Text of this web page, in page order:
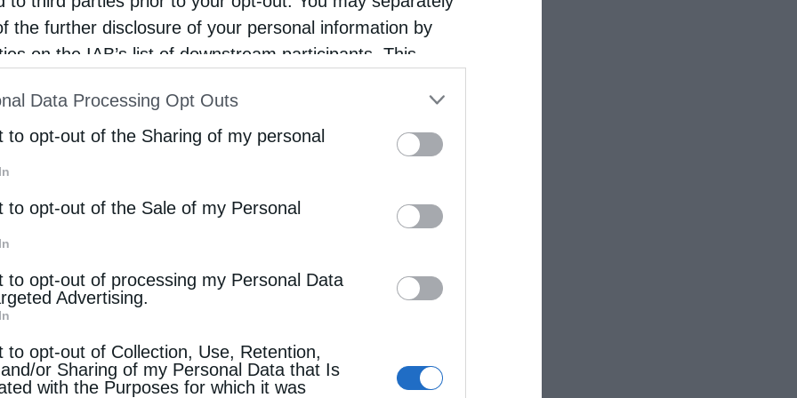
the further disclosure of your personal information by
on the IAB’s list of downstream participants. This
of Downstream Participantsthat may further disclose it to
parties.
Data Processing Opt Outs
to opt-out of the Sharing of my personal
to opt-out of the Sale of my Personal
to opt-out of processing my Personal Data
Advertising.
to opt-out of Collection, Use, Retention,
or Sharing of my Personal Data that Is
with the Purposes for which it was
επικεφαλής του ιερού Κλήρου και του λαού.
Εσπερινός, χοροστατούντος του Σεβ. κ.
το Απόδειπνο και οι Χαιρετισμοί του Οσίου
η οποία θα απολύσει στις 12.30 μετά τα
και θα ομιλήσει ο Μητροπολίτης
θα παραμείνει προς προσκύνηση έως την